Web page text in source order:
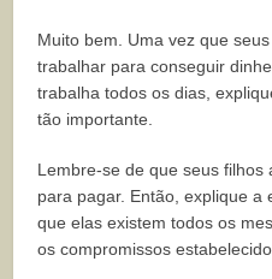
Muito bem. Uma vez que
trabalhar para conseguir
trabalha todos os dias,
tão importante.
Lembre-se de que seus filhos
para pagar. Então, explique a
que elas existem todos os
os compromissos